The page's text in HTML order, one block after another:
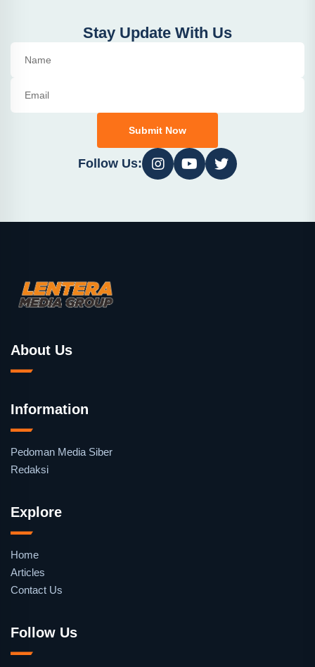
Stay Update With Us
Submit Now
Follow Us:
About Us
Information
Pedoman Media Siber
Redaksi
Explore
Home
Articles
Contact Us
Follow Us